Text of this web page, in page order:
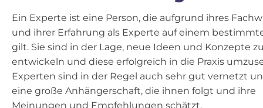
Ein Experte ist eine Person, die aufgrund ihres
und ihrer Erfahrung als Experte auf einem
gilt. Sie sind in der Lage, neue Ideen und Konzepte
entwickeln und diese erfolgreich in die Praxis
Experten sind in der Regel auch sehr gut vernetzt
eine große Anhängerschaft, die ihnen folgt und ihre
Meinungen und Empfehlungen schätzt.